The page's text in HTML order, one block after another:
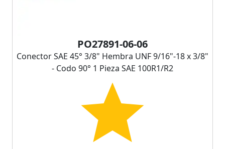
PO27891-06-06
Conector SAE 45° 3/8" Hembra UNF 9/16"-18 x 3/8"
- Codo 90° 1 Pieza SAE 100R1/R2